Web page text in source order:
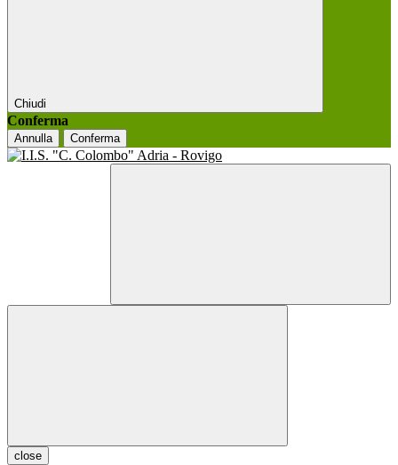
Chiudi
Conferma
Annulla Conferma
close